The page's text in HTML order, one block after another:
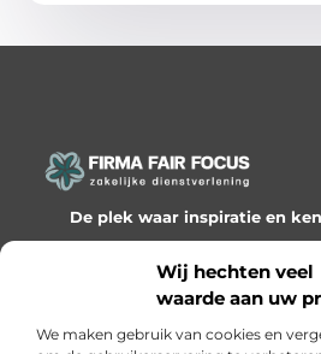
Wij hechten veel
waarde aan uw
We maken gebruik van cookies en
De plek waar inspiratie en
Ontdek onze blogs en artikelen en
waardevolle inzichten en
Bericht categorie